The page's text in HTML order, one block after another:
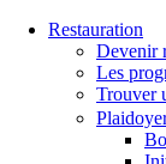
Restauration
Devenir
Les
Trouver